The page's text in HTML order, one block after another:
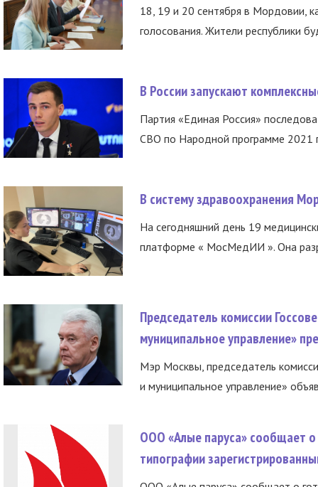
18, 19 и 20 сентября в Мордовии,
голосования. Жители республики
В России запускают
Партия «Единая Россия»
СВО по Народной программе 2021
В систему здравоохранения
На сегодняшний день 19
платформе « МосМедИИ ». Она
Председатель комиссии
муниципальное управление»
Мэр Москвы, председатель
и муниципальное управление»
ООО «Алые паруса» сообщает о
типографии